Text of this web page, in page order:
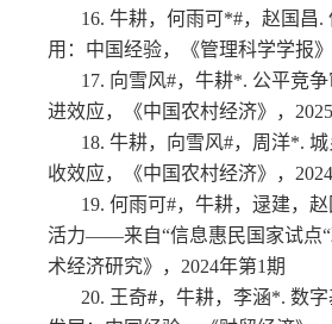
16. 牛耕，何雨可*#，赵国昌.
用：中国经验，《管理科学学报
17. 向雪风#，牛耕*. 公平竞
进效应，《中国农村经济》，
18. 牛耕，向雪风#，周洋*. 城
收效应，《中国农村经济》，
19. 何雨可#，牛耕，逯建，
活力——来自“信息惠民国家试点
术经济研究》，2024年第1期
20. 王奇#，牛耕，李涵*. 数